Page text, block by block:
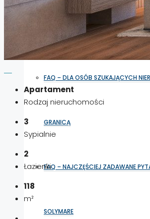
FAQ – DLA OSÓB SZUKAJĄCYCH
GRANICĄ
FAQ – NAJCZĘŚCIEJ ZADAWANE
SOLYMARE
Apartament
Rodzaj nieruchomości
3
Sypialnie
2
Łazienki
118
m²